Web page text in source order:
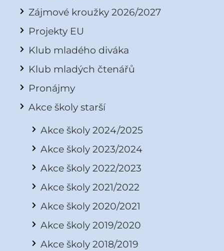
Zájmové kroužky 2026/2027
Projekty EU
Klub mladého diváka
Klub mladých čtenářů
Pronájmy
Akce školy starší
Akce školy 2024/2025
Akce školy 2023/2024
Akce školy 2022/2023
Akce školy 2021/2022
Akce školy 2020/2021
Akce školy 2019/2020
Akce školy 2018/2019